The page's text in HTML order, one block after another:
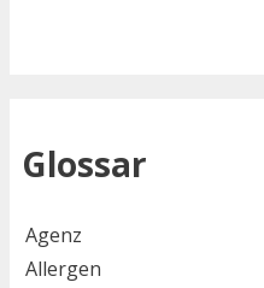
Glossar
Agenz
Allergen